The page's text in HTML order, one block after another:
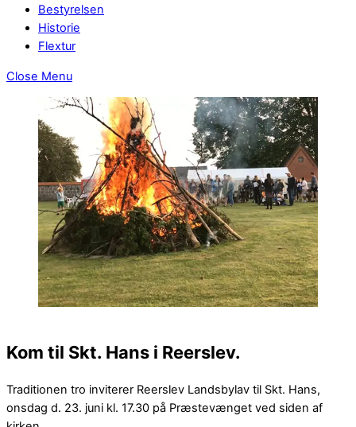
Bestyrelsen
Historie
Flextur
Close Menu
Kom til Skt. Hans i Reerslev.
Traditionen tro inviterer Reerslev Landsbylav til Skt. Hans,
onsdag d. 23. juni kl. 17.30 på Præstevænget ved siden af